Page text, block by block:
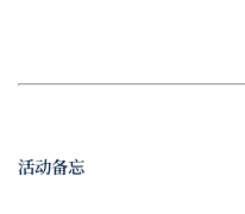
活动备忘